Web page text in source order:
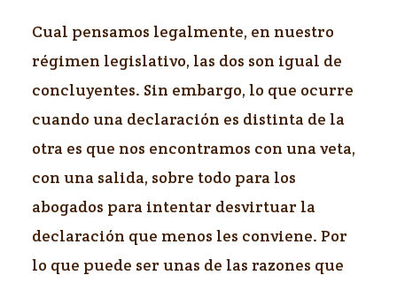
Cual pensamos legalmente, en nuestro
régimen legislativo, las dos son igual de
concluyentes. Sin embargo, lo que ocurre
cuando una declaración es distinta de la
otra es que nos encontramos con una veta,
con una salida, sobre todo para los
abogados para intentar desvirtuar la
declaración que menos les conviene. Por
lo que puede ser unas de las razones que